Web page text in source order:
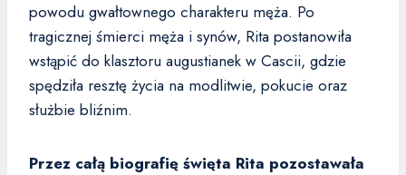
powodu gwałtownego charakteru męża. Po
tragicznej śmierci męża i synów, Rita postanowiła
wstąpić do klasztoru augustianek w Cascii, gdzie
spędziła resztę życia na modlitwie, pokucie oraz
służbie bliźnim.
Przez całą biografię święta Rita pozostawała